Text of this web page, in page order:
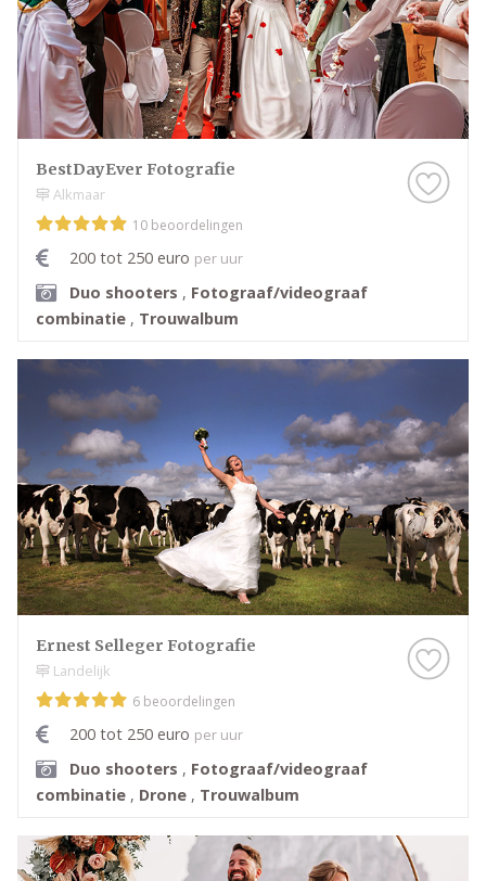
BestDayEver Fotografie
Alkmaar
10 beoordelingen
200 tot 250 euro per uur
Duo shooters , Fotograaf/videograaf
combinatie , Trouwalbum
Ernest Selleger Fotografie
Landelijk
6 beoordelingen
200 tot 250 euro per uur
Duo shooters , Fotograaf/videograaf
combinatie , Drone , Trouwalbum